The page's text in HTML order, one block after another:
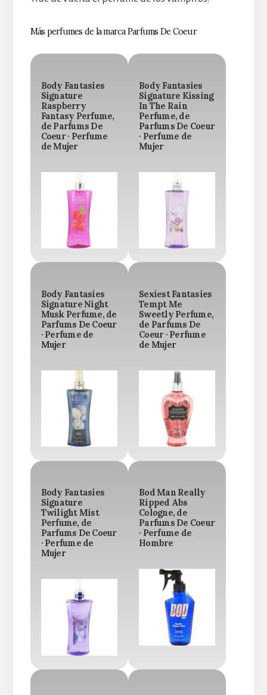
Más perfumes de la marca Parfums De Coeur
Body Fantasies
Signature
Raspberry
Fantasy Perfume,
de Parfums De
Coeur · Perfume
de Mujer
Body Fantasies
Signature Kissing
In The Rain
Perfume, de
Parfums De Coeur
· Perfume de
Mujer
Body Fantasies
Signature Night
Musk Perfume, de
Parfums De Coeur
· Perfume de
Mujer
Sexiest Fantasies
Tempt Me
Sweetly Perfume,
de Parfums De
Coeur · Perfume
de Mujer
Body Fantasies
Signature
Twilight Mist
Perfume, de
Parfums De Coeur
· Perfume de
Mujer
Bod Man Really
Ripped Abs
Cologne, de
Parfums De Coeur
· Perfume de
Hombre